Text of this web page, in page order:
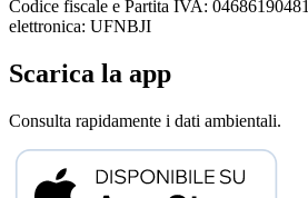
Codice fiscale e Partita IVA: 04686190481
elettronica: UFNBJI
Scarica la app
Consulta rapidamente i dati ambientali.